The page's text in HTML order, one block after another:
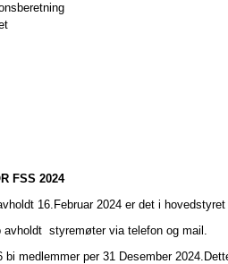
FSS 2024
16.Februar 2024 er det i hovedstyret
styremøter via telefon og mail.
bi medlemmer per 31 Desember